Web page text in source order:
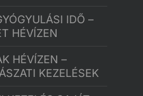
IDŐ –
HÉVÍZEN
HÉVÍZEN –
KEZELÉSEK